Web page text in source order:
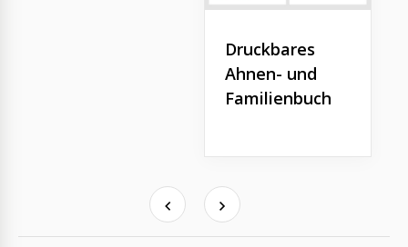
Druckbares
Ahnen- und
Familienbuch